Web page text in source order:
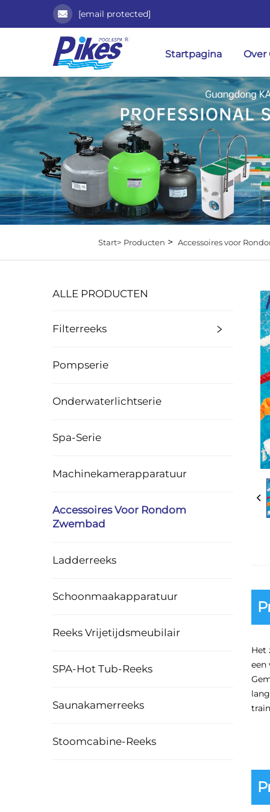
[email protected]
Startpagina Over
Start> Producten > Accessoires voor
ALLE PRODUCTEN
Filterreeks
Pompserie
Onderwaterlichtserie
Spa-Serie
Machinekamerapparatuur
Accessoires Voor Rondom
Zwembad
Ladderreeks
Schoonmaakapparatuur
Reeks Vrijetijdsmeubilair
SPA-Hot Tub-Reeks
Saunakamerreeks
Stoomcabine-Reeks
Het
een